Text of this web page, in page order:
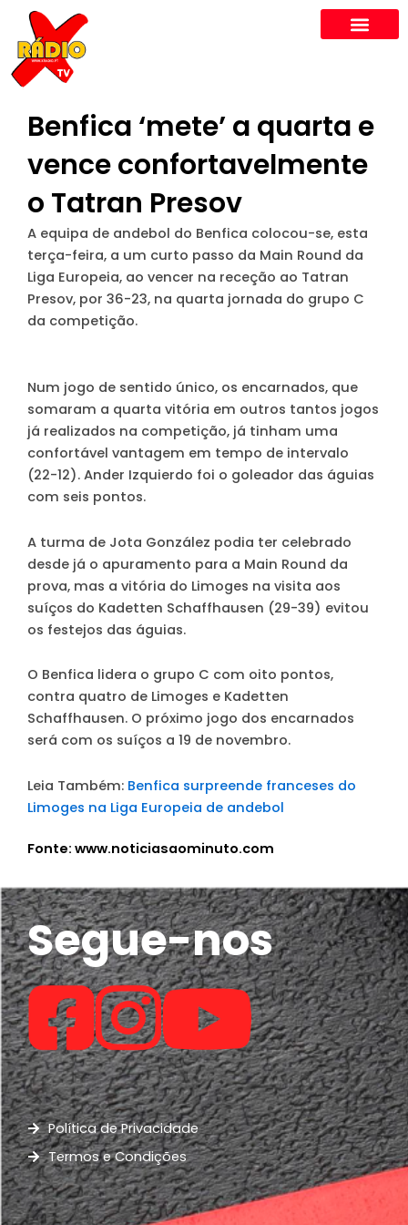
content
Benfica ‘mete’ a quarta e
vence confortavelmente
o Tatran Presov
A equipa de andebol do Benfica colocou-se, esta
terça-feira, a um curto passo da Main Round da
Liga Europeia, ao vencer na receção ao Tatran
Presov, por 36-23, na quarta jornada do grupo C
da competição.
Num jogo de sentido único, os encarnados, que
somaram a quarta vitória em outros tantos jogos
já realizados na competição, já tinham uma
confortável vantagem em tempo de intervalo
(22-12). Ander Izquierdo foi o goleador das águias
com seis pontos.
A turma de Jota González podia ter celebrado
desde já o apuramento para a Main Round da
prova, mas a vitória do Limoges na visita aos
suíços do Kadetten Schaffhausen (29-39) evitou
os festejos das águias.
O Benfica lidera o grupo C com oito pontos,
contra quatro de Limoges e Kadetten
Schaffhausen. O próximo jogo dos encarnados
será com os suíços a 19 de novembro.
Leia Também: Benfica surpreende franceses do
Limoges na Liga Europeia de andebol
Fonte: www.noticiasaominuto.com
Segue-nos
Política de Privacidade
Termos e Condições